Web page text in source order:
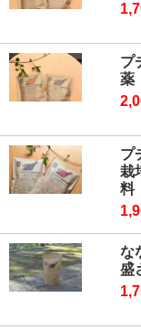
プ
薬
プ
栽
料
な
盛